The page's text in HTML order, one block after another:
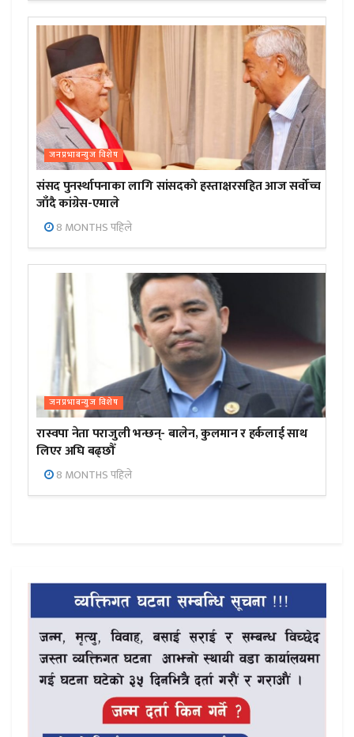
जनप्रभाबन्युज विशेष
संसद पुनर्स्थापनाका लागि सांसदको हस्ताक्षरसहित आज सर्वोच्च
जाँदै कांग्रेस-एमाले
8 MONTHS पहिले
जनप्रभाबन्युज विशेष
रास्वपा नेता पराजुली भन्छन्- बालेन, कुलमान र हर्कलाई साथ
लिएर अघि बढ्छौँ
8 MONTHS पहिले